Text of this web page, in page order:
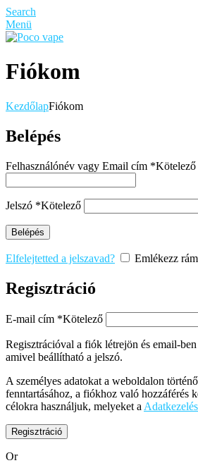
Search
Menü
Fiókom
KezdőlapFiókom
Belépés
Felhasználónév vagy Email cím *Kötelező
Jelszó *Kötelező
Belépés
Elfelejtetted a jelszavad? Emlékezz rám
Regisztráció
E-mail cím *Kötelező
Regisztrációval a fiók létrejön és email-
amivel beállítható a jelszó.
A személyes adatokat a weboldalon
fenntartásához, a fiókhoz való hozzáférés
célokra használjuk, melyeket a
Regisztráció
Or